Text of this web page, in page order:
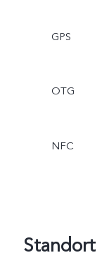
GPS
OTG
NFC
Standort